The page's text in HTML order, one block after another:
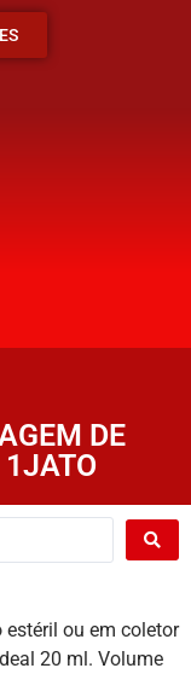
DE
ou em coletor
20 ml. Volume